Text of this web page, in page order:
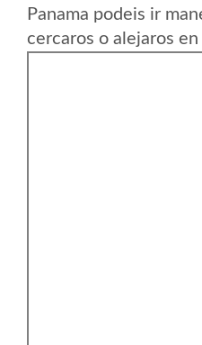
Panama podeis ir
cercaros o alejaros